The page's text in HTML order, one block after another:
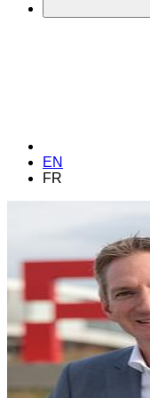
EN
FR